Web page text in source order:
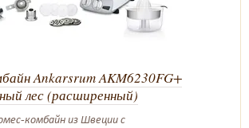
Ankarsrum AKM6230FG+
лес (расширенный)
комбайн из Швеции с